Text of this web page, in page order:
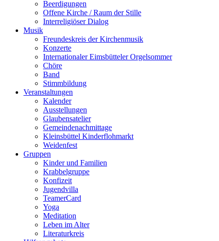
Beerdigungen
Offene Kirche / Raum der Stille
Interreligiöser Dialog
Musik
Freundeskreis der Kirchenmusik
Konzerte
Internationaler Eimsbütteler Orgelsommer
Chöre
Band
Stimmbildung
Veranstaltungen
Kalender
Ausstellungen
Glaubensatelier
Gemeindenachmittage
Kleinsbüttel Kinder­flohmarkt
Weidenfest
Gruppen
Kinder und Familien
Krabbelgruppe
Konfizeit
Jugendvilla
TeamerCard
Yoga
Meditation
Leben im Alter
Literaturkreis